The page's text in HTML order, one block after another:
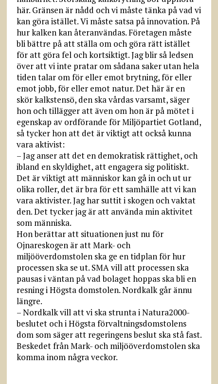
här. Gränsen är nådd och vi måste tänka på vad vi
kan göra istället. Vi måste satsa på innovation. På
hur kalken kan återanvändas. Företagen måste
bli bättre på att ställa om och göra rätt istället
för att göra fel och kortsiktigt. Jag blir så ledsen
över att vi inte pratar om sådana saker utan hela
tiden talar om för eller emot brytning, för eller
emot jobb, för eller emot natur. Det här är en
skör kalkstensö, den ska vårdas varsamt, säger
hon och tillägger att även om hon är på mötet i
egenskap av ordförande för Miljöpartiet Gotland,
så tycker hon att det är viktigt att också kunna
vara aktivist:
– Jag anser att det en demokratisk rättighet, och
ibland en skyldighet, att engagera sig politiskt.
Det är viktigt att människor kan gå in och ut ur
olika roller, det är bra för ett samhälle att vi kan
vara aktivister. Jag har suttit i skogen och vaktat
den. Det tycker jag är att använda min aktivitet
som människa.
Hon berättar att situationen just nu för
Ojnareskogen är att Mark- och
miljööverdomstolen ska ge en tidplan för hur
processen ska se ut. SMA vill att processen ska
pausas i väntan på vad bolaget hoppas ska bli en
resning i Högsta domstolen. Nordkalk går ännu
längre.
– Nordkalk vill att vi ska strunta i Natura2000-
beslutet och i Högsta förvaltningsdomstolens
dom som säger att regeringens beslut ska stå fast.
Beskedet från Mark- och miljööverdomstolen ska
komma inom några veckor.